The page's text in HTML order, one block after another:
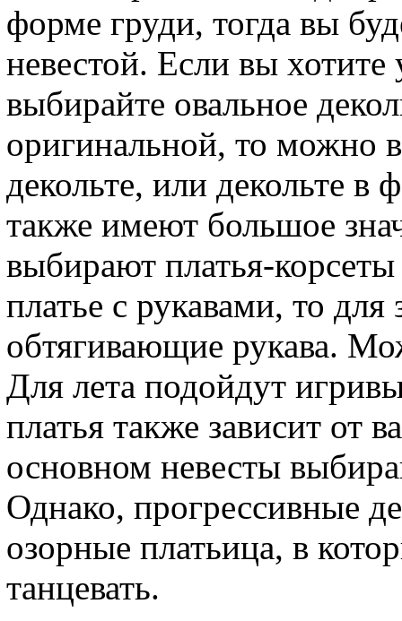
форме груди, тогда вы
невестой. Если вы
выбирайте овальное
оригинальной, то можно
декольте, или декольте в
также имеют большое
выбирают платья-
платье с рукавами, то
обтягивающие рукава.
Для лета подойдут
платья также зависит от
основном невесты
Однако, прогрессивные
озорные платьица, в
танцевать.